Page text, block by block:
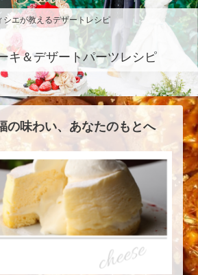
シエが教えるデザートレシピ
キ＆デザートパーツレシピ
の味わい、あなたのもとへ